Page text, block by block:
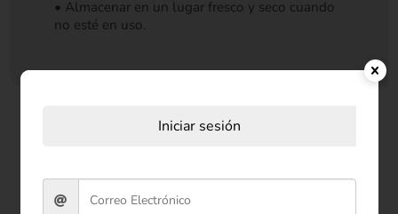
• Almacenar en un lugar fresco y seco cuando
no esté en uso.
Productos relacionados
Iniciar sesión